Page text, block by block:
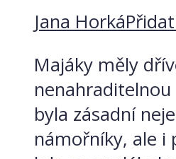
Jana Horká
Majáky měly
byla zásadní
námořníky, ale i